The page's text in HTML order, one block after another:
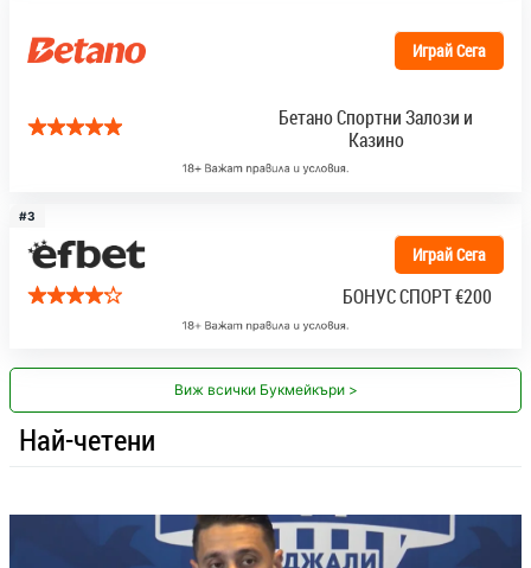
Играй Сега
Бетано Спортни Залози и
Казино
#3
Играй Сега
БОНУС СПОРТ€200
Виж всички Букмейкъри >
Най-четени